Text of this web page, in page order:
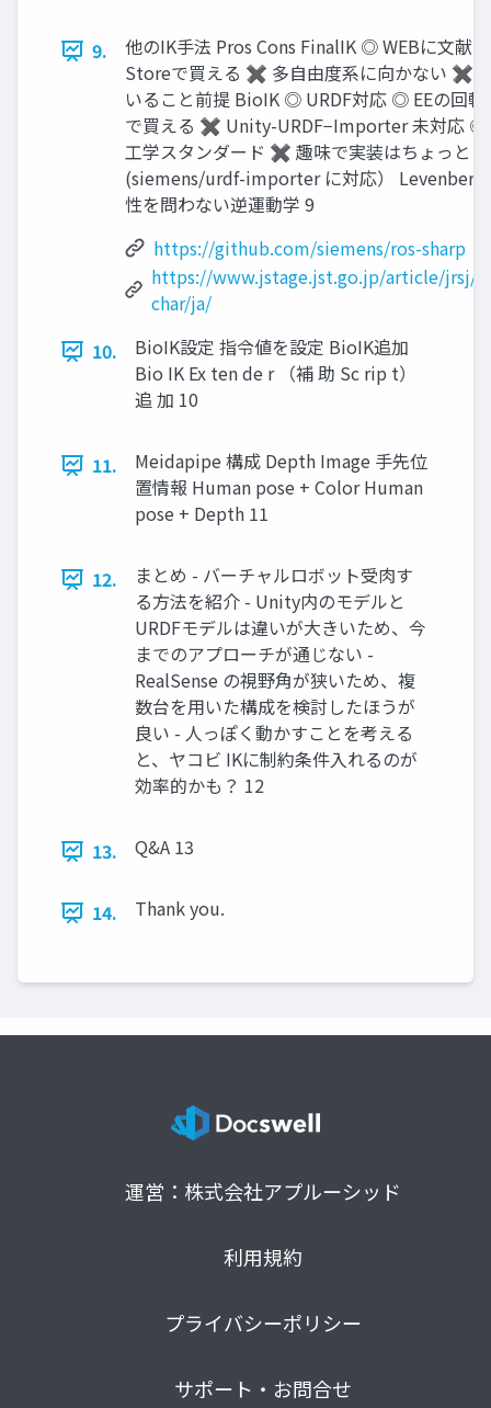
9.
他のIK手法 Pros Cons FinalIK ◎ WEBに文献
Storeで買える ✖ 多自由度系に向かない ✖
いること前提 BioIK ◎ URDF対応 ◎ EEの回
で買える ✖ Unity-URDF−Importer 未対応 ◎
工学スタンダード ✖ 趣味で実装はちょっと
(siemens/urdf-importer に対応）
性を問わない逆運動学 9
https://github.com/siemens/ros-sharp
https://www.jstage.jst.go.jp/article/jrsj/
char/ja/
10.
BioIK設定 指令値を設定 BioIK追加
Bio IK Ex ten de r （補 助 Sc rip t）
追 加 10
11.
Meidapipe 構成 Depth Image 手先位
置情報 Human pose + Color Human
pose + Depth 11
12.
まとめ - バーチャルロボット受肉す
る方法を紹介 - Unity内のモデルと
URDFモデルは違いが大きいため、今
までのアプローチが通じない -
RealSense の視野角が狭いため、複
数台を用いた構成を検討したほうが
良い - 人っぽく動かすことを考える
と、ヤコビ IKに制約条件入れるのが
効率的かも？ 12
13. Q&A 13
14. Thank you.
運営：株式会社アプルーシッド
利用規約
プライバシーポリシー
サポート・お問合せ